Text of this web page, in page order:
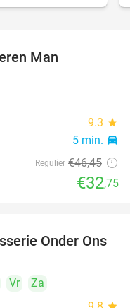
Man
9.3 star
5 min. directions_car
Regulier €46,45
€32,75
31%
Onder Ons
Vr
Za